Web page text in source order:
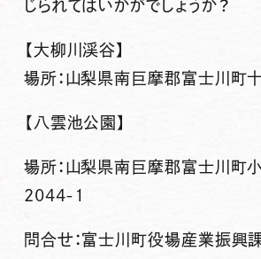
じられてはいかがでしょうか？
【大柳川渓谷】
場所：山梨県南巨摩郡富士川町
【八雲池公園】
場所：山梨県南巨摩郡富士川町
2044-1
問合せ：富士川町役場産業振